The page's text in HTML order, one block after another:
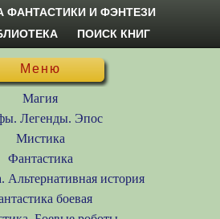
ФАНТАСТИКИ И ФЭНТЕЗИ
ПОИСК КНИГ
Меню
Магия
Легенды. Эпос
Мистика
Фантастика
Альтернативная история
боевая